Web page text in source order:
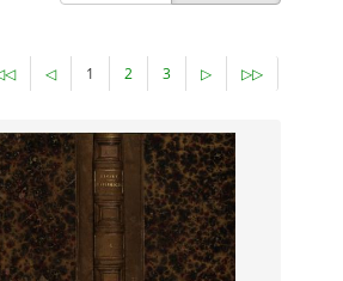
◁ 1 2 3 ▷ ▷▷